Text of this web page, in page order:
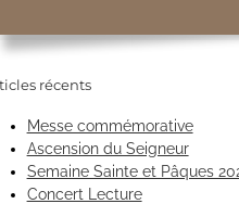
récents
Messe commémorative
Ascension du Seigneur
Semaine Sainte et Pâques
Concert Lecture